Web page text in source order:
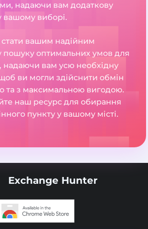
надаючи вам додаткову
вашому виборі.
вашим надійним
пошуку оптимальних умов для
надаючи вам усю необхідну
ви могли здійснити обмін
та з максимальною вигодою.
наш ресурс для обирання
пункту у вашому місті.
Exchange Hunter